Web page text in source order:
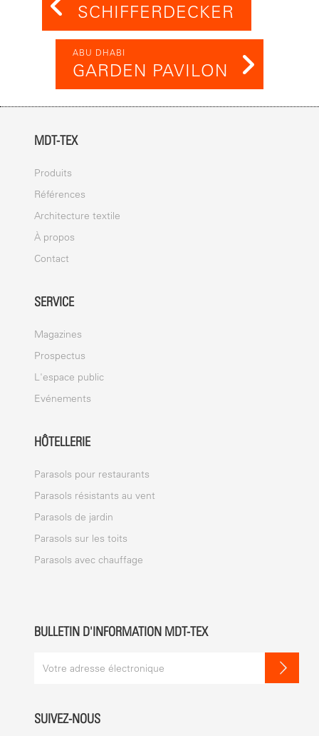
SCHIFFERDECKER
ABU DHABI
GARDEN PAVILON
MDT-TEX
Produits
Références
Architecture textile
À propos
Contact
SERVICE
Magazines
Prospectus
L'espace public
Evénements
HÔTELLERIE
Parasols pour restaurants
Parasols résistants au vent
Parasols de jardin
Parasols sur les toits
Parasols avec chauffage
BULLETIN D'INFORMATION MDT-TEX
SUIVEZ-NOUS